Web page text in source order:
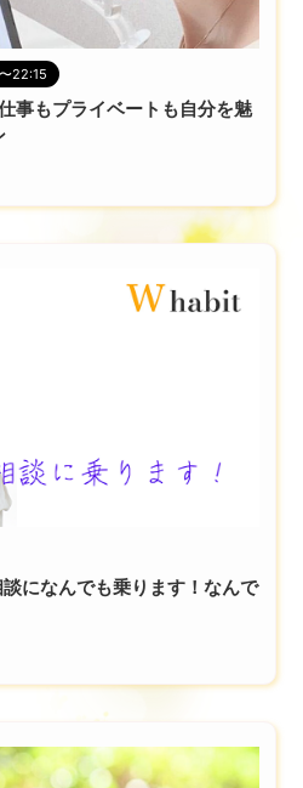
22:15
事もプライベートも自分を魅
になんでも乗ります！なんで